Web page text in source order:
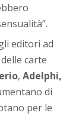
editori ad
carte
,Adelphi,
di
per le